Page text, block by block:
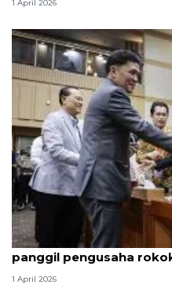
1 April 2026
Hukum kemarin, Andrie
panggil pengusaha
1 April 2026